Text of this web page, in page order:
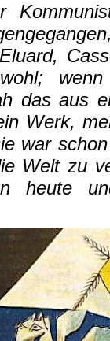
das aus
Werk,
war
Welt zu
heute